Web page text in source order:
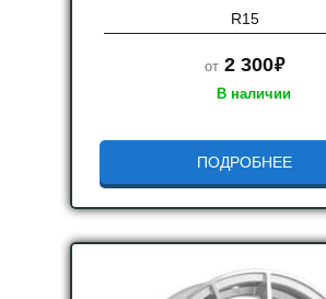
R15
от 2 300руб.
В наличии
ПОДРОБНЕЕ